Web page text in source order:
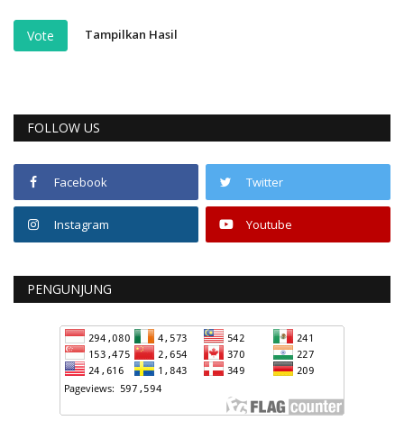
Vote Tampilkan Hasil
FOLLOW US
Facebook Twitter
Instagram Youtube
PENGUNJUNG